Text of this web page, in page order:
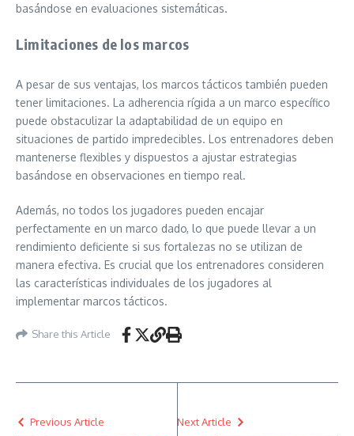
basándose en evaluaciones sistemáticas.
Limitaciones de los marcos
A pesar de sus ventajas, los marcos tácticos también pueden
tener limitaciones. La adherencia rígida a un marco específico
puede obstaculizar la adaptabilidad de un equipo en
situaciones de partido impredecibles. Los entrenadores deben
mantenerse flexibles y dispuestos a ajustar estrategias
basándose en observaciones en tiempo real.
Además, no todos los jugadores pueden encajar
perfectamente en un marco dado, lo que puede llevar a un
rendimiento deficiente si sus fortalezas no se utilizan de
manera efectiva. Es crucial que los entrenadores consideren
las características individuales de los jugadores al
implementar marcos tácticos.
Share this Article
Previous Article Next Article